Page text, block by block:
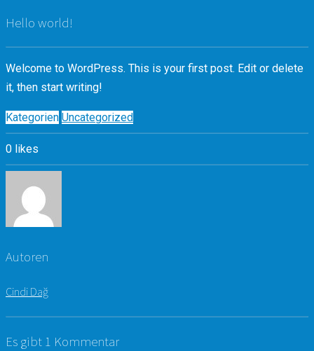
Hello world!
Welcome to WordPress. This is your first post. Edit or delete
it, then start writing!
Kategorien Uncategorized
0 likes
Autoren
Cindi Dağ
Es gibt 1 Kommentar